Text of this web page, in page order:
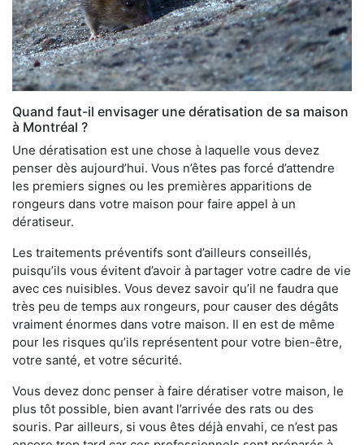
Quand faut-il envisager une dératisation de sa maison
à Montréal ?
Une dératisation est une chose à laquelle vous devez
penser dès aujourd’hui. Vous n’êtes pas forcé d’attendre
les premiers signes ou les premières apparitions de
rongeurs dans votre maison pour faire appel à un
dératiseur.
Les traitements préventifs sont d’ailleurs conseillés,
puisqu’ils vous évitent d’avoir à partager votre cadre de vie
avec ces nuisibles. Vous devez savoir qu’il ne faudra que
très peu de temps aux rongeurs, pour causer des dégâts
vraiment énormes dans votre maison. Il en est de même
pour les risques qu’ils représentent pour votre bien-être,
votre santé, et votre sécurité.
Vous devez donc penser à faire dératiser votre maison, le
plus tôt possible, bien avant l’arrivée des rats ou des
souris. Par ailleurs, si vous êtes déjà envahi, ce n’est pas